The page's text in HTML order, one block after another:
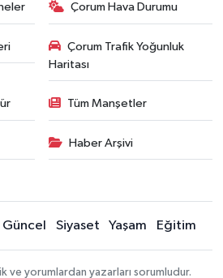
Çorum Hava Durumu
Çorum Trafik Yoğunluk
Haritası
Tüm Manşetler
Haber Arşivi
Güncel Siyaset Yaşam Eğitim
ve yorumlardan yazarları sorumludur.